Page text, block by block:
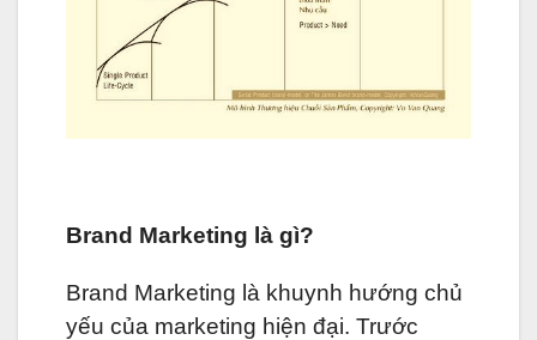
Brand Marketing là gì?
Brand Marketing là khuynh hướng chủ
yếu của marketing hiện đại. Trước